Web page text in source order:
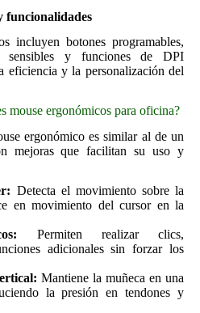
funcionalidades
incluyen botones programables,
sensibles y funciones de DPI
eficiencia y la personalización del
mouse ergonómicos para oficina?
ergonómico es similar al de un
mejoras que facilitan su uso y
Detecta el movimiento sobre la
en movimiento del cursor en la
Permiten realizar clics,
adicionales sin forzar los
Mantiene la muñeca en una
la presión en tendones y